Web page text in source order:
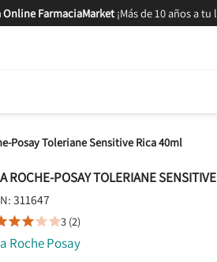
Online FarmaciaMarket¡Más de 10 años a tu
Posay Toleriane Sensitive Rica 40ml
ROCHE-POSAY TOLERIANE
311647
3 (2)
Roche Posay